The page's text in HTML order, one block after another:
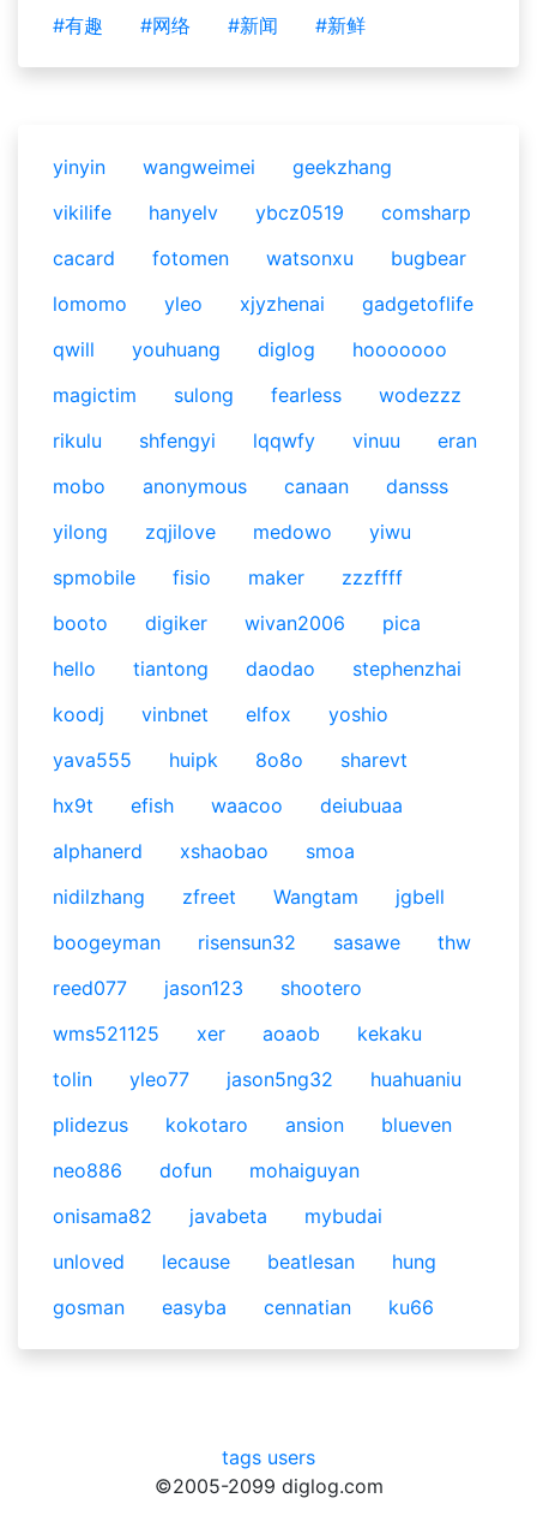
#有趣
#网络 #新闻 #新鲜
yinyin wangweimei
geekzhang
vikilife
hanyelv ybcz0519
comsharp
cacard
fotomen watsonxu
bugbear
lomomo
yleo xjyzhenai
gadgetoflife
qwill
youhuang diglog
hooooooo
magictim
sulong fearless
wodezzz
rikulu
shfengyi lqqwfy vinuu
eran
mobo
anonymous canaan
dansss
yilong
zqjilove medowo
yiwu
spmobile
fisio maker
zzzffff
booto
digiker wivan2006
pica
hello
tiantong daodao
stephenzhai
koodj
vinbnet elfox
yoshio
yava555
huipk 8o8o
sharevt
hx9t
efish waacoo
deiubuaa
alphanerd
xshaobao
smoa
nidilzhang
zfreet Wangtam
jgbell
boogeyman
risensun32 sasawe
thw
reed077
jason123
shootero
wms521125
xer aoaob
kekaku
tolin
yleo77 jason5ng32
huahuaniu
plidezus
kokotaro ansion
blueven
neo886
dofun
mohaiguyan
onisama82
javabeta
mybudai
unloved
lecause beatlesan
hung
gosman
easyba cennatian ku66
tags users
©2005-2099 diglog.com